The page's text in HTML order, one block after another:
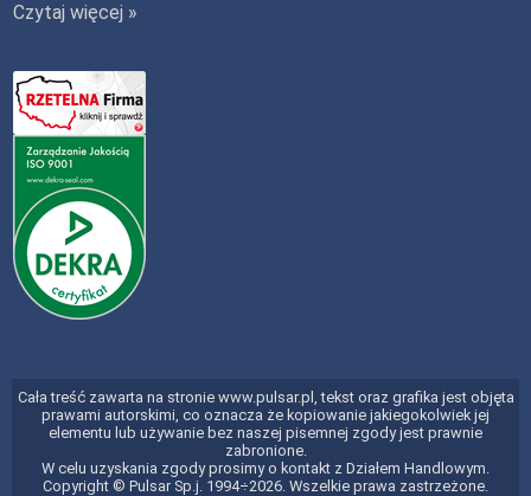
Czytaj więcej »
Cała treść zawarta na stronie www.pulsar.pl, tekst oraz grafika jest objęta
prawami autorskimi, co oznacza że kopiowanie jakiegokolwiek jej
elementu lub używanie bez naszej pisemnej zgody jest prawnie
zabronione.
W celu uzyskania zgody prosimy o kontakt z Działem Handlowym.
Copyright © Pulsar Sp.j. 1994÷2026. Wszelkie prawa zastrzeżone.